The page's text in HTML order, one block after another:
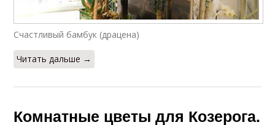
Счастливый бамбук (драцена)
Читать дальше →
Комнатные цветы для Козерога.